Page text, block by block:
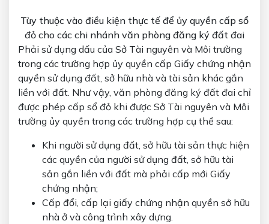
Tùy thuộc vào điều kiện thực tế để ủy quyền cấp sổ
đỏ cho các chi nhánh văn phòng đăng ký đất đai
Phải sử dụng dấu của Sở Tài nguyên và Môi trường
trong các trường hợp ủy quyền cấp Giấy chứng nhận
quyền sử dụng đất, sở hữu nhà và tài sản khác gắn
liền với đất. Như vậy, văn phòng đăng ký đất đai chỉ
được phép cấp sổ đỏ khi được Sở Tài nguyên và Môi
trường ủy quyền trong các trường hợp cụ thể sau:
Khi người sử dụng đất, sở hữu tài sản thực hiện
các quyền của người sử dụng đất, sở hữu tài
sản gắn liền với đất mà phải cấp mới Giấy
chứng nhận;
Cấp đổi, cấp lại giấy chứng nhận quyền sở hữu
nhà ở và công trình xây dựng.